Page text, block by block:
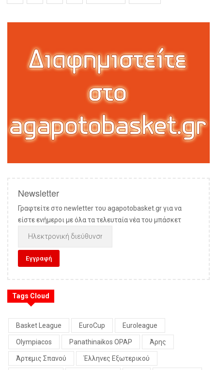
Newsletter
Γραφτείτε στο newletter του agapotobasket.gr για να
είστε ενήμεροι με όλα τα τελευταία νέα του μπάσκετ
Tags Cloud
Basket League EuroCup Euroleague
Olympiacos Panathinaikos OPAP Άρης
Άρτεμις Σπανού Έλληνες Εξωτερικού